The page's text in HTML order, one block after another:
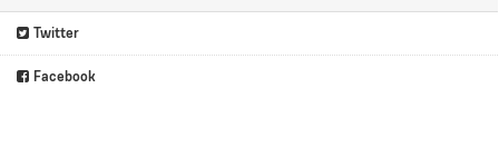
Twitter
Facebook